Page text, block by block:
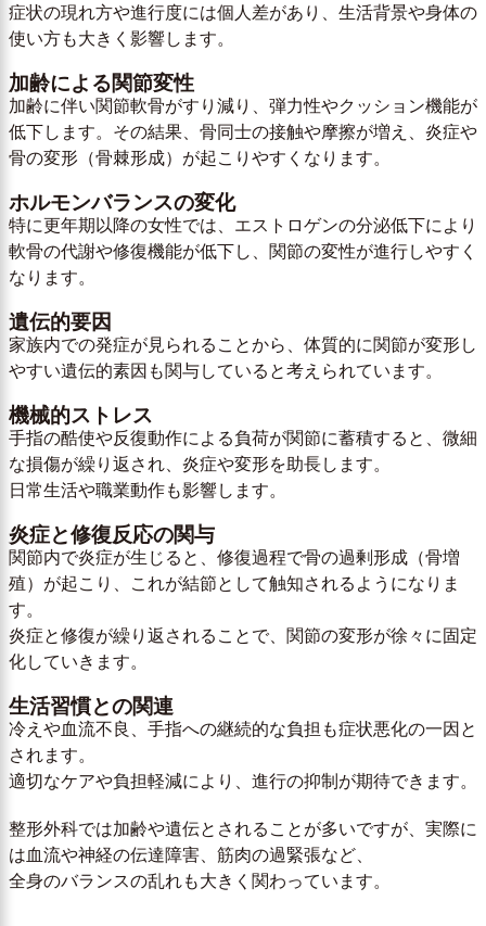
症状の現れ方や進行度には個人差があり、生活背景や身体の
使い方も大きく影響します。
加齢による関節変性
加齢に伴い関節軟骨がすり減り、弾力性やクッション機能が
低下します。その結果、骨同士の接触や摩擦が増え、炎症や
骨の変形（骨棘形成）が起こりやすくなります。
ホルモンバランスの変化
特に更年期以降の女性では、エストロゲンの分泌低下により
軟骨の代謝や修復機能が低下し、関節の変性が進行しやすく
なります。
遺伝的要因
家族内での発症が見られることから、体質的に関節が変形し
やすい遺伝的素因も関与していると考えられています。
機械的ストレス
手指の酷使や反復動作による負荷が関節に蓄積すると、微細
な損傷が繰り返され、炎症や変形を助長します。
日常生活や職業動作も影響します。
炎症と修復反応の関与
関節内で炎症が生じると、修復過程で骨の過剰形成（骨増
殖）が起こり、これが結節として触知されるようになりま
す。
炎症と修復が繰り返されることで、関節の変形が徐々に固定
化していきます。
生活習慣との関連
冷えや血流不良、手指への継続的な負担も症状悪化の一因と
されます。
適切なケアや負担軽減により、進行の抑制が期待できます。
整形外科では加齢や遺伝とされることが多いですが、実際に
は血流や神経の伝達障害、筋肉の過緊張など、
全身のバランスの乱れも大きく関わっています。